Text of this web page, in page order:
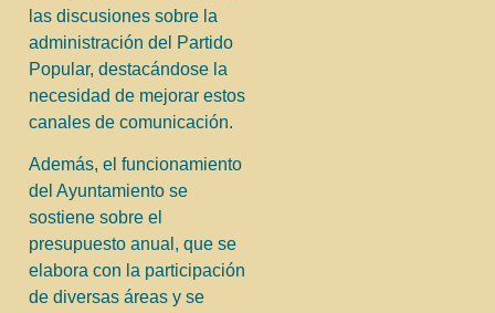
las discusiones sobre la
administración del Partido
Popular, destacándose la
necesidad de mejorar estos
canales de comunicación.
Además, el funcionamiento
del Ayuntamiento se
sostiene sobre el
presupuesto anual, que se
elabora con la participación
de diversas áreas y se